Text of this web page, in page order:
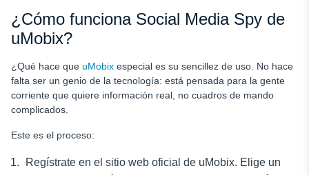
¿Cómo funciona Social Media Spy de
uMobix?
¿Qué hace que uMobix especial es su sencillez de uso. No hace
falta ser un genio de la tecnología: está pensada para la gente
corriente que quiere información real, no cuadros de mando
complicados.
Este es el proceso:
Regístrate en el sitio web oficial de uMobix. Elige un